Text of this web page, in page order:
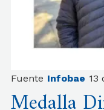
Fuente Infobae 13